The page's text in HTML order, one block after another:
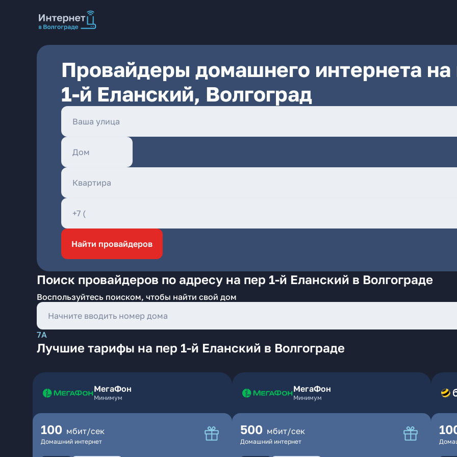
Провайдеры домашнего интернета на
1-й Еланский, Волгоград
Найти провайдеров
Поиск провайдеров по адресу на пер 1-й Еланский в Волгограде
Воспользуйтесь поиском, чтобы найти свой дом
7А
Лучшие тарифы на пер 1-й Еланский в Волгограде
МегаФон
Минимум
100 мбит/сек
Домашний интернет
МегаФон
Минимум
500 мбит/сек
Домашний интернет